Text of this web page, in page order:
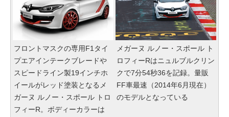
フロントマスクの専用F1タイ
プエアインテークブレードや
スピードライン製19インチホ
イールがレッド塗装となるメ
ガーヌ ルノー・スポール トロ
フィーR。ボディーカラーは
メガーヌ ルノー・スポール ト
ロフィーRはニュルブルクリン
クで7分54秒36を記録。量販
FF車最速（2014年6月現在）
のモデルとなっている